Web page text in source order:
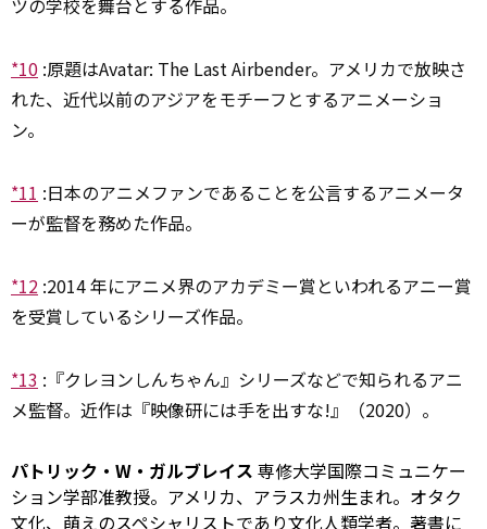
ツの学校を舞台とする作品。
*10 :原題はAvatar: The Last Airbender。アメリカで放映さ
れた、近代以前のアジアをモチーフとするアニメーショ
ン。
*11 :日本のアニメファンであることを公言するアニメータ
ーが監督を務めた作品。
*12 :2014 年にアニメ界のアカデミー賞といわれるアニー賞
を受賞しているシリーズ作品。
*13 : 『クレヨンしんちゃん』シリーズなどで知られるアニ
メ監督。近作は『映像研には手を出すな!』（2020）。
パトリック・W・ガルブレイス 専修大学国際コミュニケー
ション学部准教授。アメリカ、アラスカ州生まれ。オタク
文化、萌えのスペシャリストであり文化人類学者。著書に